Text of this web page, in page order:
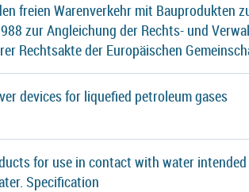
freien Warenverkehr mit Bauprodukten
zur Angleichung der Rechts- und
Rechtsakte der Europäischen
devices for liquefied petroleum gases
for use in contact with water
Specification